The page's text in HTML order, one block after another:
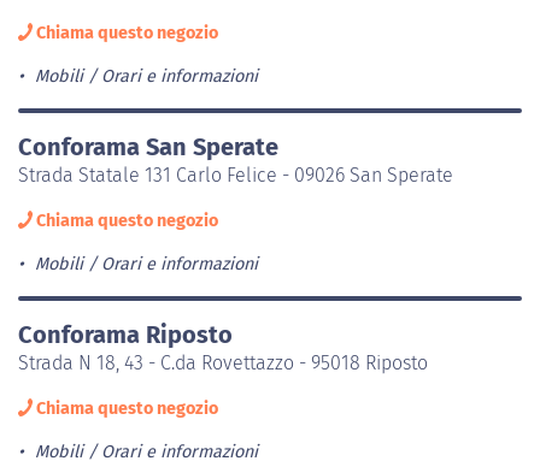
Chiama questo negozio
Mobili Orari e informazioni
Conforama San Sperate
Strada Statale 131 Carlo Felice - 09026 San Sperate
Chiama questo negozio
Mobili Orari e informazioni
Conforama Riposto
Strada N 18, 43 - C.da Rovettazzo - 95018 Riposto
Chiama questo negozio
Mobili Orari e informazioni